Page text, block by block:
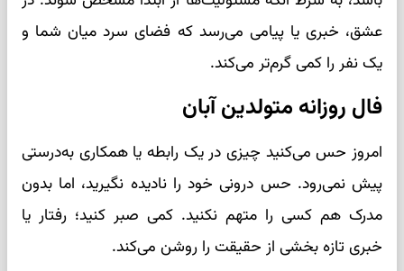
عشق، خبری یا پیامی می‌رسد که فضای سرد میان شما و
یک نفر را کمی گرم‌تر می‌کند.
فال روزانه متولدین آبان
امروز حس می‌کنید چیزی در یک رابطه یا همکاری به‌درستی
پیش نمی‌رود. حس درونی خود را نادیده نگیرید، اما بدون
مدرک هم کسی را متهم نکنید. کمی صبر کنید؛ رفتار یا
خبری تازه بخشی از حقیقت را روشن می‌کند.